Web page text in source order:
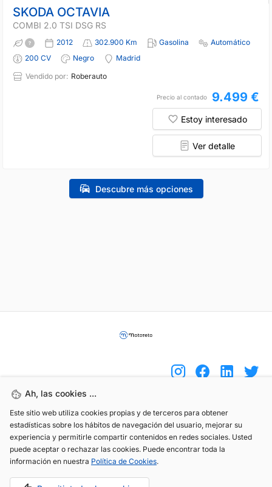
SKODA OCTAVIA
COMBI 2.0 TSI DSG RS
2012 302.900 Km Gasolina
Automático
200 CV
Negro
Madrid
Vendido por: Roberauto
Precio al contado 9.499 €
Estoy interesado
Ver detalle
Descubre más opciones
Ah, las cookies ...
Este sitio web utiliza cookies propias y de terceros para obtener
estadísticas sobre los hábitos de navegación del usuario, mejorar su
experiencia y permitirle compartir contenidos en redes sociales. Usted
puede aceptar o rechazar las cookies. Puede encontrar toda la
información en nuestra Política de Cookies.
(+34) 744 408 070
info@motoreto.com